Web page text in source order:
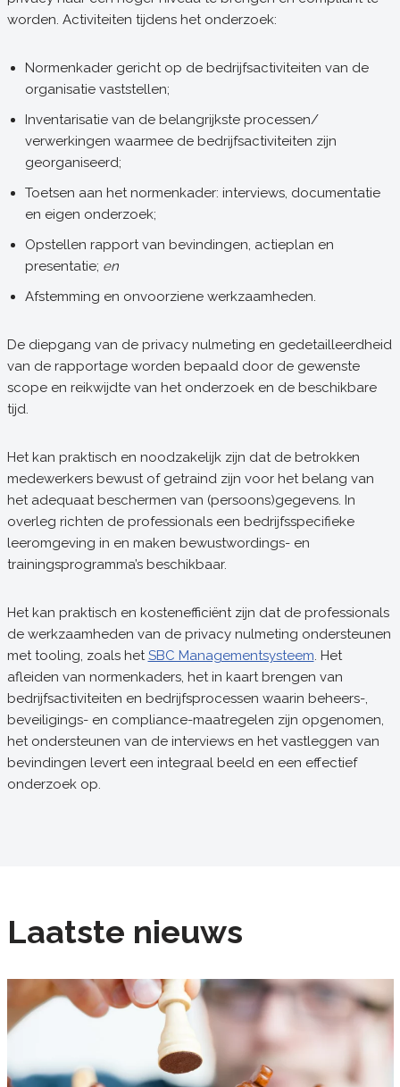
worden. Activiteiten tijdens het onderzoek:
Normenkader gericht op de bedrijfsactiviteiten van de
organisatie vaststellen;
Inventarisatie van de belangrijkste processen/
verwerkingen waarmee de bedrijfsactiviteiten zijn
georganiseerd;
Toetsen aan het normenkader: interviews, documentatie
en eigen onderzoek;
Opstellen rapport van bevindingen, actieplan en
presentatie; en
Afstemming en onvoorziene werkzaamheden.
De diepgang van de privacy nulmeting en gedetailleerdheid
van de rapportage worden bepaald door de gewenste
scope en reikwijdte van het onderzoek en de beschikbare
tijd.
Het kan praktisch en noodzakelijk zijn dat de betrokken
medewerkers bewust of getraind zijn voor het belang van
het adequaat beschermen van (persoons)gegevens. In
overleg richten de professionals een bedrijfsspecifieke
leeromgeving in en maken bewustwordings- en
trainingsprogramma’s beschikbaar.
Het kan praktisch en kostenefficiënt zijn dat de professionals
de werkzaamheden van de privacy nulmeting ondersteunen
met tooling, zoals hetSBC Managementsysteem. Het
afleiden van normenkaders, het in kaart brengen van
bedrijfsactiviteiten en bedrijfsprocessen waarin beheers-,
beveiligings- en compliance-maatregelen zijn opgenomen,
het ondersteunen van de interviews en het vastleggen van
bevindingen levert een integraal beeld en een effectief
onderzoek op.
Laatste nieuws